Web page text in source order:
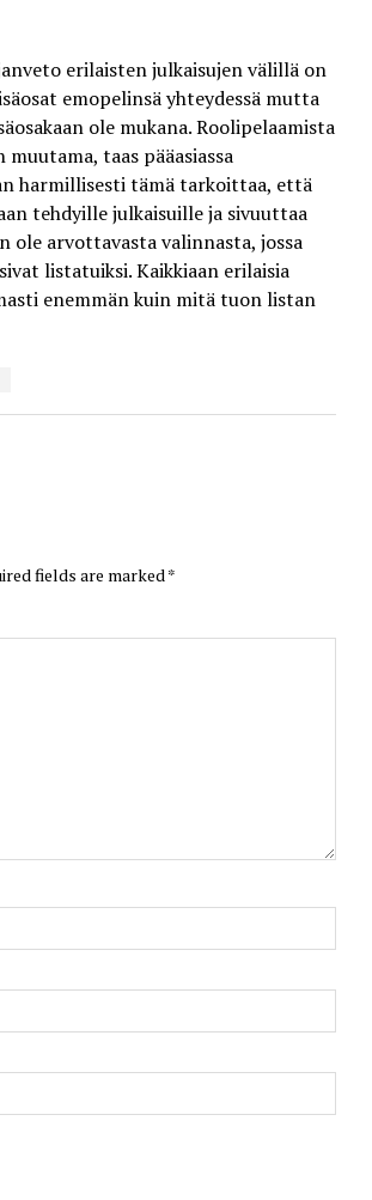
erilaisten julkaisujen välillä on
emopelinsä yhteydessä mutta
ole mukana. Roolipelaamista
taas pääasiassa
harmillisesti tämä tarkoittaa, että
tehdyille julkaisuille ja sivuuttaa
ole arvottavasta valinnasta, jossa
listatuiksi. Kaikkiaan erilaisia
enemmän kuin mitä tuon listan
fields are marked *